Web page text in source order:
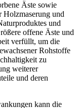
Äste sowie
Holzmaserung und
und
offene Äste und
verfüllt, um die
Rohstoffe
zu
weiterer
und deren
kann die